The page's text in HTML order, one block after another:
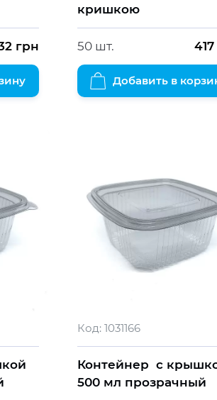
грн
кришкою
50 шт. 417
Добавить в
Код: 1031166
Контейнер с
500 мл прозрачный